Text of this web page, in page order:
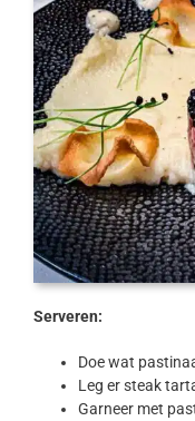
Serveren:
Doe wat
Leg er steak
Garneer met